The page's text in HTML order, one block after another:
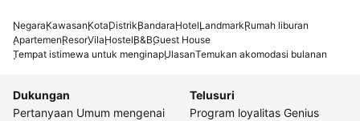
NegaraKawasanKotaDistrikBandaraHotelLandmarkRumah liburan
ApartemenResorVilaHostelB&BGuest House
Tempat istimewa untuk menginapUlasanTemukan akomodasi bulanan
Dukungan
Pertanyaan Umum mengenai
Telusuri
Program loyalitas Genius